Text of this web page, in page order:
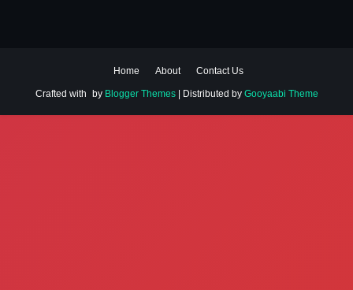
Home About Contact Us
Crafted with by Blogger Themes| Distributed by Gooyaabi Theme